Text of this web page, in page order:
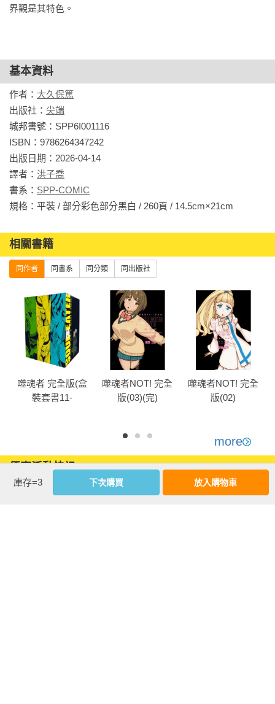
界觀是其特色。
基本資料
作者： 大久保篤
出版社： 尖端
城邦書號：SPP6I001116
ISBN：9786264347242
出版日期：2026-04-14
譯者： 洪子喬
書系： SPP-COMIC
相關書籍
同作者 同書系 同分類 同出版社
噬魂者 完全版(盒
裝套書11-
噬魂者NOT! 完全
版(03)(完)
噬魂者NOT! 完全
版(02)
more
優惠活動快訊
庫存=3 下次購買 放入購物車